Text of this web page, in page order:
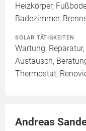
Heizkörper,
Badezimmer,
SOLAR TÄTIGKEITEN
Wartung,
Austausch,
Thermostat,
Andreas